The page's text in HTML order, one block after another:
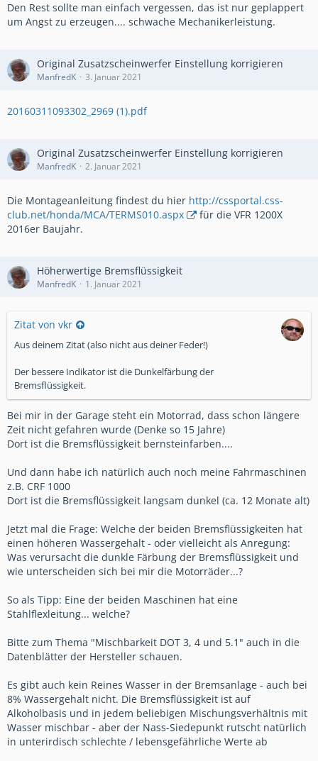
Den Rest sollte man einfach vergessen, das ist nur geplappert
um Angst zu erzeugen.... schwache Mechanikerleistung.
Original Zusatzscheinwerfer Einstellung korrigieren
ManfredK 3. Januar 2021
20160311093302_2969 (1).pdf
Original Zusatzscheinwerfer Einstellung korrigieren
ManfredK 2. Januar 2021
Die Montageanleitung findest du hier http://cssportal.css-
club.net/honda/MCA/TERMS010.aspx
für die VFR 1200X
2016er Baujahr.
Höherwertige Bremsflüssigkeit
ManfredK 1. Januar 2021
Zitat von vkr
Aus deinem Zitat (also nicht aus deiner Feder!)
Der bessere Indikator ist die Dunkelfärbung der
Bremsflüssigkeit.
Bei mir in der Garage steht ein Motorrad, dass schon längere
Zeit nicht gefahren wurde (Denke so 15 Jahre)
Dort ist die Bremsflüssigkeit bernsteinfarben....
Und dann habe ich natürlich auch noch meine Fahrmaschinen
z.B. CRF 1000
Dort ist die Bremsflüssigkeit langsam dunkel (ca. 12 Monate alt)
Jetzt mal die Frage: Welche der beiden Bremsflüssigkeiten hat
einen höheren Wassergehalt - oder vielleicht als Anregung:
Was verursacht die dunkle Färbung der Bremsflüssigkeit und
wie unterscheiden sich bei mir die Motorräder...?
So als Tipp: Eine der beiden Maschinen hat eine
Stahlflexleitung... welche?
Bitte zum Thema "Mischbarkeit DOT 3, 4 und 5.1" auch in die
Datenblätter der Hersteller schauen.
Es gibt auch kein Reines Wasser in der Bremsanlage - auch bei
8% Wassergehalt nicht. Die Bremsflüssigkeit ist auf
Alkoholbasis und in jedem beliebigen Mischungsverhältnis mit
Wasser mischbar - aber der Nass-Siedepunkt rutscht natürlich
in unterirdisch schlechte / lebensgefährliche Werte ab